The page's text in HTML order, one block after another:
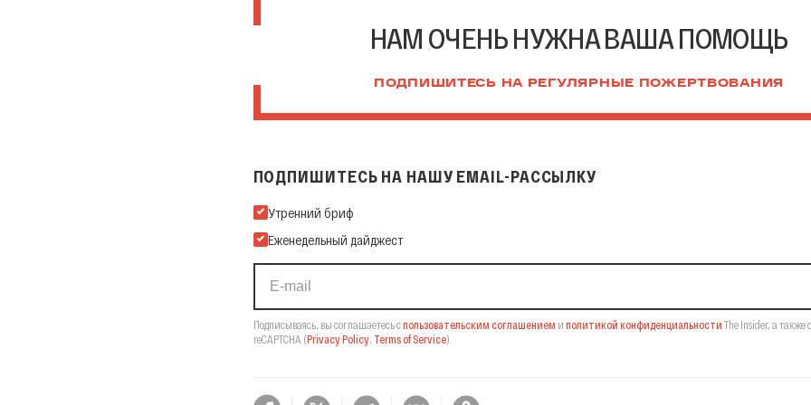
НАМ ОЧЕНЬ НУЖНА ВАША ПОМОЩЬ
ПОДПИШИТЕСЬ НА РЕГУЛЯРНЫЕ ПОЖЕРТВОВАНИЯ
ПОДПИШИТЕСЬ НА НАШУ EMAIL-РАССЫЛКУ
Подпишитесь на нашу Email-рассылку
Утренний бриф
Еженедельный дайджест
Подписываясь, вы соглашаетесь спользовательским соглашением и политикой конфиденциальности The Insider, а также
reCAPTCHA (Privacy Policy, Terms of Service).